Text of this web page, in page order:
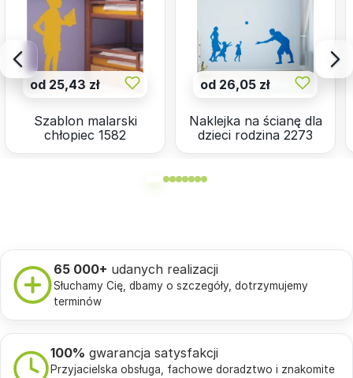
od 25,43 zł
Szablon malarski
chłopiec 1582
od 26,05 zł
Naklejka na ścianę dla
dzieci rodzina 2273
65 000+ udanych realizacji
Słuchamy Cię, dbamy o szczegóły, dotrzymujemy
terminów
100% gwarancja satysfakcji
Przyjacielska obsługa, fachowe doradztwo i znakomite